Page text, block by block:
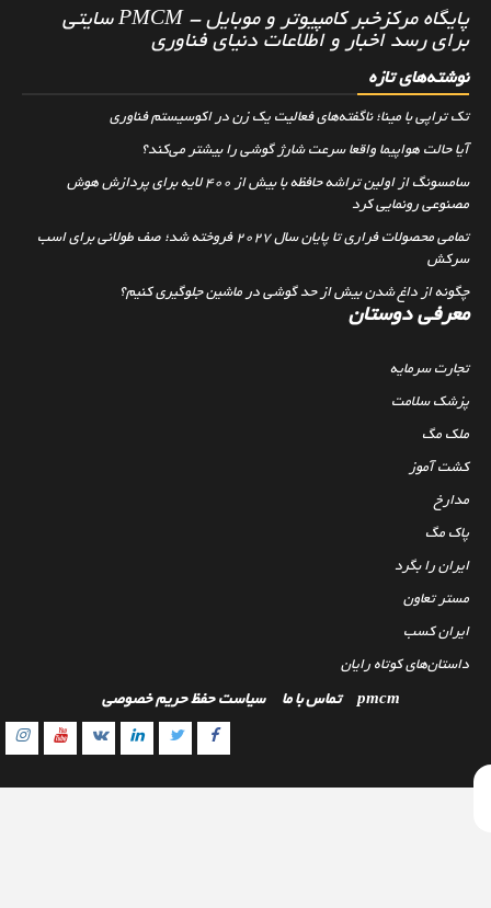
پایگاه مرکزخبر کامپیوتر و موبایل - PMCM سایتی
برای رسد اخبار و اطلاعات دنیای فناوری
نوشته‌های تازه
تک تراپی با مینا؛ ناگفته‌های فعالیت یک زن در اکوسیستم فناوری
آیا حالت هواپیما واقعا سرعت شارژ گوشی را بیشتر می‌کند؟
سامسونگ از اولین تراشه حافظه با بیش از ۴۰۰ لایه برای پردازش هوش
مصنوعی رونمایی کرد
تمامی محصولات فراری تا پایان سال ۲۰۲۷ فروخته شد؛ صف طولانی برای اسب
سرکش
چگونه از داغ شدن بیش از حد گوشی در ماشین جلوگیری کنیم؟
معرفی دوستان
تجارت سرمایه
پزشک سلامت
ملک مگ
کشت آموز
مدارخ
پاک مگ
ایران را بگرد
مستر تعاون
ایران کسب
داستان‌های کوتاه رایان
pmcm تماس با ما سیاست حفظ حریم خصوصی
Facebook
Twitter
Linkedin
VK